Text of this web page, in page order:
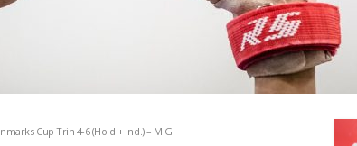
Cup Trin 4-6 (Hold + Ind.) – MIG